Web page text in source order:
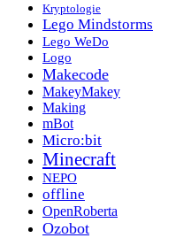
Kryptologie
Lego Mindstorms
Lego WeDo
Logo
Makecode
MakeyMakey
Making
mBot
Micro:bit
Minecraft
NEPO
offline
OpenRoberta
Ozobot